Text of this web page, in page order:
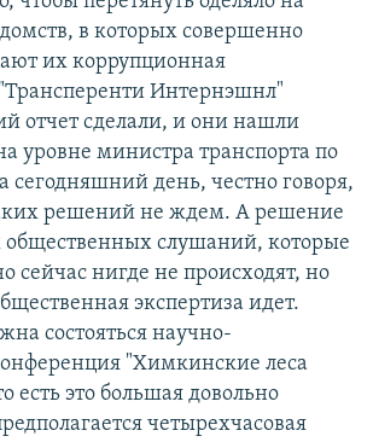
в которых совершенно
их коррупционная
Интернэшнл"
отчет сделали, и они нашли
уровне министра транспорта по
сегодняшний день, честно говоря,
решений не ждем. А решение
слушаний, которые
сейчас нигде не происходят, но
экспертиза идет.
состояться научно-
"Химкинские леса
есть это большая довольно
четырехчасовая